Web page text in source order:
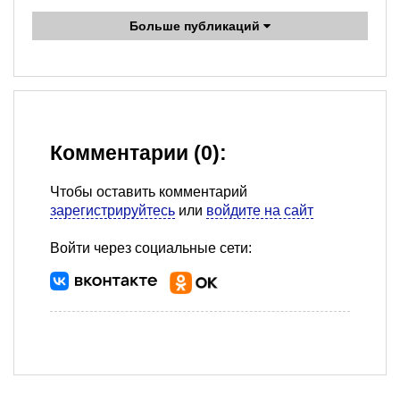
Больше публикаций
Комментарии (0):
Чтобы оставить комментарий
зарегистрируйтесь или войдите на сайт
Войти через социальные сети: